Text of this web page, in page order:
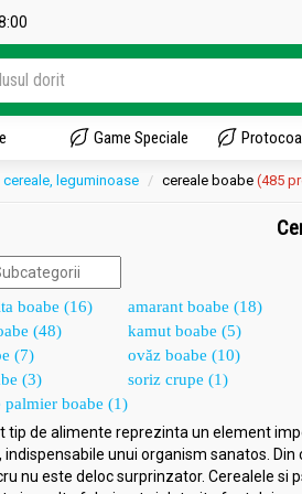
Game Speciale
cereale, leguminoase cereale boabe (485
boabe (16) amarant boabe (18)
(48)
kamut boabe (5)
(7)
ovăz boabe (10)
(3)
soriz crupe (1)
palmier boabe (1)
tip de alimente reprezinta un element
indispensabile unui organism sanatos.
nu este deloc surprinzator. Cerealele si